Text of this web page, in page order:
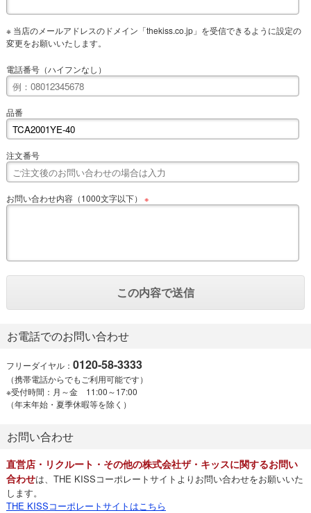
※ 当店のメールアドレスのドメイン「thekiss.co.jp」を受信できるように設定の
変更をお願いいたします。
電話番号（ハイフンなし）
品番
注文番号
お問い合わせ内容（1000文字以下） ※
お電話でのお問い合わせ
フリーダイヤル： 0120-58-3333
（携帯電話からでもご利用可能です）
※受付時間：月～金 11:00～17:00
（年末年始・夏季休暇等を除く）
お問い合わせ
直営店・リクルート・その他の株式会社ザ・キッスに関するお問い
合わせは、THE KISSコーポレートサイトよりお問い合わせをお願いいた
します。
THE KISSコーポレートサイトはこちら